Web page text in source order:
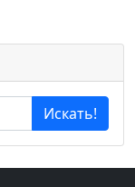
Искать!